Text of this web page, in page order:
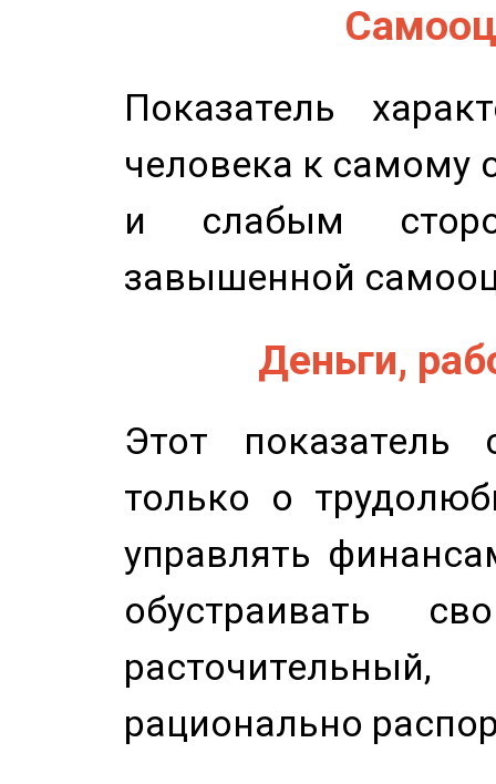
Показатель
человека к самому
и слабым
завышенной
Деньги,
Этот показатель
только о
управлять
обустраивать
рационально